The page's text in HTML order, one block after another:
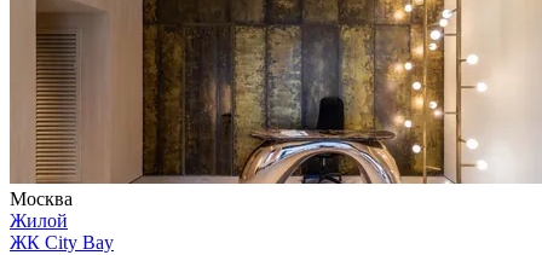
Москва
Жилой
ЖК City Bay